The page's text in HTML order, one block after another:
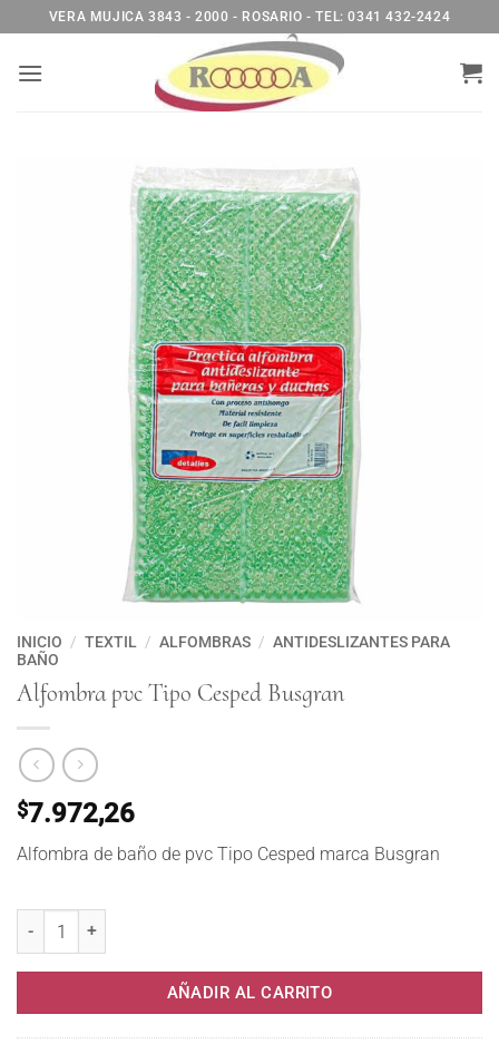
al
contenido
VERA MUJICA 3843 - 2000 - ROSARIO - TEL: 0341 432-2424
INICIO / TEXTIL / ALFOMBRAS / ANTIDESLIZANTES PARA
BAÑO
Alfombra pvc Tipo Cesped Busgran
$7.972,26
Alfombra de baño de pvc Tipo Cesped marca Busgran
AÑADIR AL CARRITO